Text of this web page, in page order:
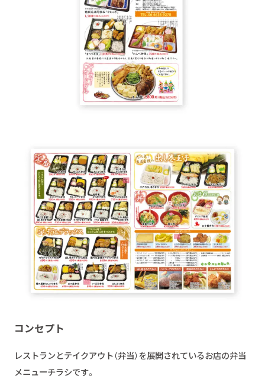
コンセプト
レストランとテイクアウト（弁当）を展開されているお店の弁当
メニューチラシです。